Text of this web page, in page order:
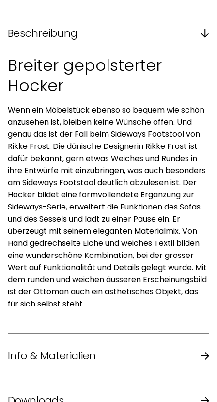
Beschreibung
Breiter gepolsterter
Hocker
Wenn ein Möbelstück ebenso so bequem wie schön
anzusehen ist, bleiben keine Wünsche offen. Und
genau das ist der Fall beim Sideways Footstool von
Rikke Frost. Die dänische Designerin Rikke Frost ist
dafür bekannt, gern etwas Weiches und Rundes in
ihre Entwürfe mit einzubringen, was auch besonders
am Sideways Footstool deutlich abzulesen ist. Der
Hocker bildet eine formvollendete Ergänzung zur
Sideways-Serie, erweitert die Funktionen des Sofas
und des Sessels und lädt zu einer Pause ein. Er
überzeugt mit seinem eleganten Materialmix. Von
Hand gedrechselte Eiche und weiches Textil bilden
eine wunderschöne Kombination, bei der grosser
Wert auf Funktionalität und Details gelegt wurde. Mit
dem runden und weichen äusseren Erscheinungsbild
ist der Ottoman auch ein ästhetisches Objekt, das
für sich selbst steht.
Info & Materialien